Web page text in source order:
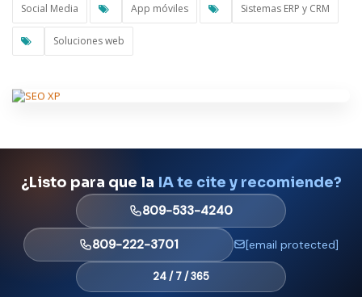
Social Media App móviles Sistemas ERP y CRM
Soluciones web
¿Listo para que la IA te cite y recomiende?
809-533-4240
809-222-3701 [email protected]
24 / 7 / 365